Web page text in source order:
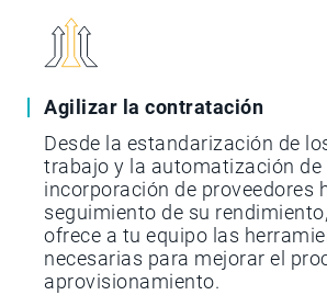
Agilizar la contratación
Desde la estandarización de
trabajo y la automatización de
incorporación de proveedores
seguimiento de su
ofrece a tu equipo las
necesarias para mejorar el
aprovisionamiento.